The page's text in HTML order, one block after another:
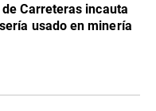
Carreteras incauta
usado en minería